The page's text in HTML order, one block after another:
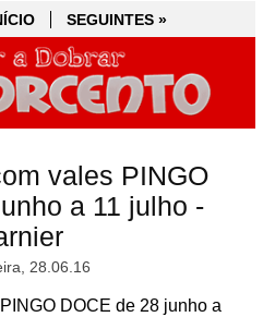
SEGUINTES »
vales PINGO
a 11 julho -
28.06.16
DOCE de 28 junho a
SEGUINTES »